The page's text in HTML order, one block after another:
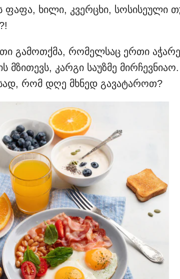
ხილი, კვერცხი, სოსისეული
გამოთქმა, რომელსაც ერთი
მზითევს, კარგი საუზმე
რომ დღე მხნედ გავატაროთ?